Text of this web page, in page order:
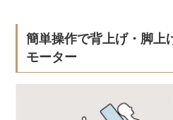
簡単操作で背上げ・脚上
モーター